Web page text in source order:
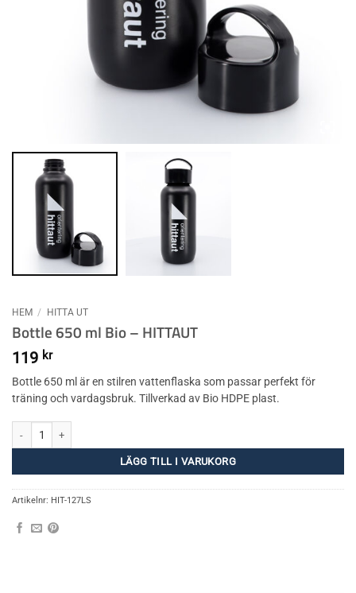
HEM / HITTA UT
Bottle 650 ml Bio – HITTAUT
119 kr
Bottle 650 ml är en stilren vattenflaska som passar perfekt för
träning och vardagsbruk. Tillverkad av Bio HDPE plast.
LÄGG TILL I VARUKORG
Artikelnr: HIT-127LS